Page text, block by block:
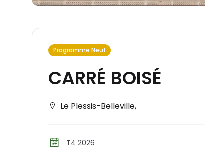
Programme Neuf
CARRÉ BOISÉ
Le Plessis-Belleville,
T4 2026